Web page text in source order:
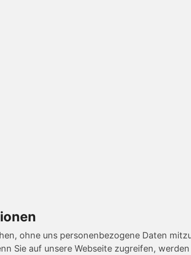
ohne uns personenbezogene Daten
Sie auf unsere Webseite zugreifen,